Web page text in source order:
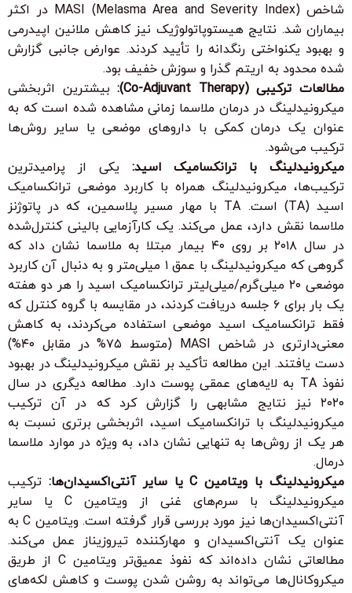
شاخص MASI (Melasma Area and Severity Index) در اکثر
بیماران شد. نتایج هیستوپاتولوژیک نیز کاهش ملانین اپیدرمی
و بهبود یکنواختی رنگدانه را تأیید کردند. عوارض جانبی گزارش
شده محدود به اریتم گذرا و سوزش خفیف بود.
مطالعات ترکیبی (Co-Adjuvant Therapy):
بیشترین اثربخشی
میکرونیدلینگ در درمان ملاسما زمانی مشاهده شده است که به
عنوان یک درمان کمکی با داروهای موضعی یا سایر روش‌ها
ترکیب می‌شود.
میکرونیدلینگ با ترانکسامیک اسید: یکی از پرامیدترین
ترکیب‌ها، میکرونیدلینگ همراه با کاربرد موضعی ترانکسامیک
اسید (TA) است. TA با مهار مسیر پلاسمین، که در پاتوژنز
ملاسما نقش دارد، عمل می‌کند. یک کارآزمایی بالینی کنترل‌شده
در سال ۲۰۱۸ بر روی ۴۰ بیمار مبتلا به ملاسما نشان داد که
گروهی که میکرونیدلینگ با عمق ۱ میلی‌متر و به دنبال آن کاربرد
موضعی ۲۰ میلی‌گرم/میلی‌لیتر ترانکسامیک اسید را هر دو هفته
یک بار برای ۶ جلسه دریافت کردند، در مقایسه با گروه کنترل که
فقط ترانکسامیک اسید موضعی استفاده می‌کردند، به کاهش
معنی‌دارتری در شاخص MASI (متوسط ۷۵% در مقابل ۴۰%)
دست یافتند. این مطالعه تأکید بر نقش میکرونیدلینگ در بهبود
نفوذ TA به لایه‌های عمقی پوست دارد. مطالعه دیگری در سال
۲۰۲۰ نیز نتایج مشابهی را گزارش کرد که در آن ترکیب
میکرونیدلینگ با ترانکسامیک اسید، اثربخشی برتری نسبت به
هر یک از روش‌ها به تنهایی نشان داد، به ویژه در موارد ملاسما
درمال.
میکرونیدلینگ با ویتامین C یا سایر آنتی‌اکسیدان‌ها:
ترکیب
میکرونیدلینگ با سرم‌های غنی از ویتامین C یا سایر
آنتی‌اکسیدان‌ها نیز مورد بررسی قرار گرفته است. ویتامین C به
عنوان یک آنتی‌اکسیدان و مهارکننده تیروزیناز عمل می‌کند.
مطالعاتی نشان داده‌اند که نفوذ عمیق‌تر ویتامین C از طریق
میکروکانال‌ها می‌تواند به روشن شدن پوست و کاهش لکه‌های